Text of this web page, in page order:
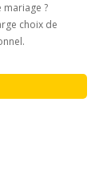
?
choix de